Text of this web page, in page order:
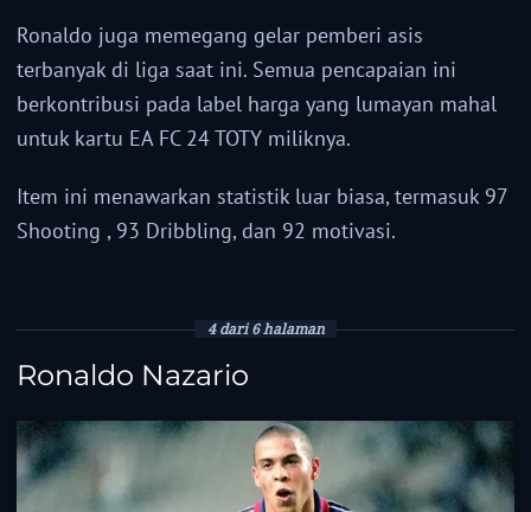
Ronaldo juga memegang gelar pemberi asis
terbanyak di liga saat ini. Semua pencapaian ini
berkontribusi pada label harga yang lumayan mahal
untuk kartu EA FC 24 TOTY miliknya.
Item ini menawarkan statistik luar biasa, termasuk 97
Shooting , 93 Dribbling, dan 92 motivasi.
4 dari 6 halaman
Ronaldo Nazario